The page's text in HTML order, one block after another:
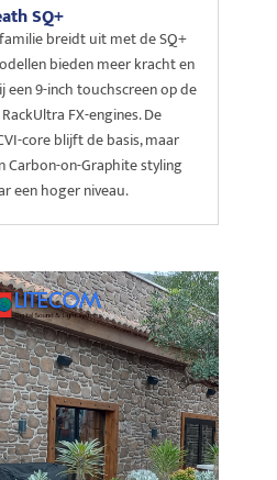
SQ+
breidt uit met de SQ+
bieden meer kracht en
een 9-inch touchscreen op de
FX-engines. De
core blijft de basis, maar
Carbon-on-Graphite styling
een hoger niveau.